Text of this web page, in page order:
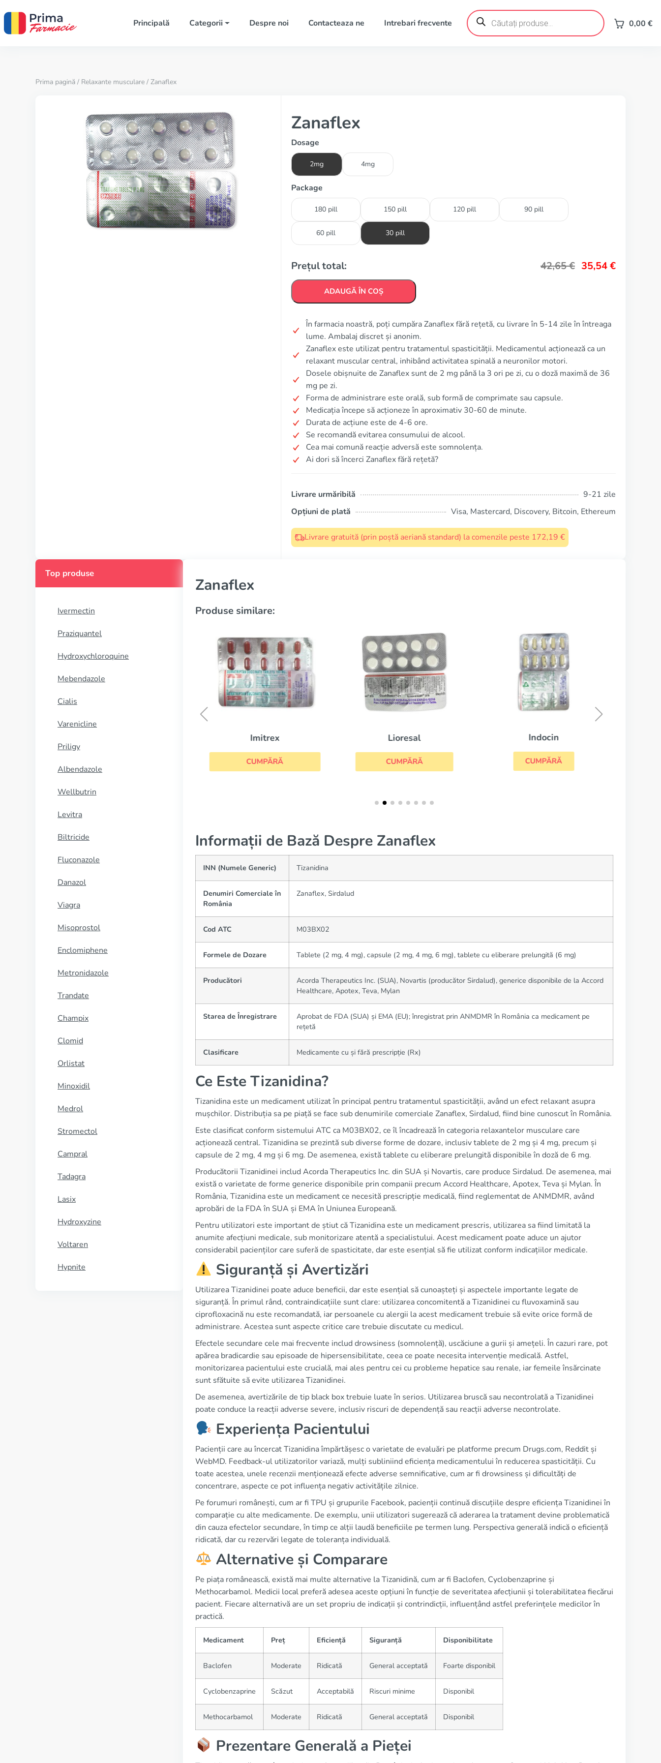
Principală Categorii Despre noi Contacteaza ne Intrebari frecvente
Products
search 0,00 €
Prima pagină / Relaxante musculare / Zanaflex
Zanaflex
Dosage
2mg 4mg
Package
180 pill 150 pill 120 pill 90 pill
60 pill 30 pill
Prețul total: 42,65€ 35,54€
ADAUGĂ ÎN COȘ
În farmacia noastră, poți cumpăra Zanaflex fără rețetă, cu livrare în 5-14 zile în întreaga
lume. Ambalaj discret și anonim.
Zanaflex este utilizat pentru tratamentul spasticității. Medicamentul acționează ca un
relaxant muscular central, inhibând activitatea spinală a neuronilor motori.
Dosele obișnuite de Zanaflex sunt de 2 mg până la 3 ori pe zi, cu o doză maximă de 36
mg pe zi.
Forma de administrare este orală, sub formă de comprimate sau capsule.
Medicația începe să acționeze în aproximativ 30-60 de minute.
Durata de acțiune este de 4-6 ore.
Se recomandă evitarea consumului de alcool.
Cea mai comună reacție adversă este somnolența.
Ai dori să încerci Zanaflex fără rețetă?
Livrare urmăribilă
9-21 zile
Opțiuni de plată
Visa, Mastercard, Discovery, Bitcoin, Ethereum
Livrare gratuită (prin poștă aeriană standard) la comenzile peste 172,19 €
Top produse
Ivermectin
Praziquantel
Hydroxychloroquine
Mebendazole
Cialis
Varenicline
Priligy
Albendazole
Wellbutrin
Levitra
Biltricide
Fluconazole
Danazol
Viagra
Misoprostol
Enclomiphene
Metronidazole
Trandate
Champix
Clomid
Orlistat
Minoxidil
Medrol
Stromectol
Campral
Tadagra
Lasix
Hydroxyzine
Voltaren
Hypnite
Zanaflex
Produse similare:
Imitrex
CUMPĂRĂ
Lioresal
CUMPĂRĂ
Indocin
CUMPĂRĂ
Informații de Bază Despre Zanaflex
INN (Numele Generic) Tizanidina
Denumiri Comerciale în
România
Zanaflex, Sirdalud
Cod ATC M03BX02
Formele de Dozare Tablete (2 mg, 4 mg), capsule (2 mg, 4 mg, 6 mg), tablete cu eliberare prelungită (6 mg)
Producători
Acorda Therapeutics Inc. (SUA), Novartis (producător Sirdalud), generice disponibile de la Accord
Healthcare, Apotex, Teva, Mylan
Starea de Înregistrare
Aprobat de FDA (SUA) și EMA (EU); înregistrat prin ANMDMR în România ca medicament pe
rețetă
Clasificare Medicamente cu și fără prescripție (Rx)
Ce Este Tizanidina?
Tizanidina este un medicament utilizat în principal pentru tratamentul spasticității, având un efect relaxant asupra
mușchilor. Distribuția sa pe piață se face sub denumirile comerciale Zanaflex, Sirdalud, fiind bine cunoscut în România.
Este clasificat conform sistemului ATC ca M03BX02, ce îl încadrează în categoria relaxantelor musculare care
acționează central. Tizanidina se prezintă sub diverse forme de dozare, inclusiv tablete de 2 mg și 4 mg, precum și
capsule de 2 mg, 4 mg și 6 mg. De asemenea, există tablete cu eliberare prelungită disponibile în doză de 6 mg.
Producătorii Tizanidinei includ Acorda Therapeutics Inc. din SUA și Novartis, care produce Sirdalud. De asemenea, mai
există o varietate de forme generice disponibile prin companii precum Accord Healthcare, Apotex, Teva și Mylan. În
România, Tizanidina este un medicament ce necesită prescripție medicală, fiind reglementat de ANMDMR, având
aprobări de la FDA în SUA și EMA în Uniunea Europeană.
Pentru utilizatori este important de știut că Tizanidina este un medicament prescris, utilizarea sa fiind limitată la
anumite afecțiuni medicale, sub monitorizare atentă a specialistului. Acest medicament poate aduce un ajutor
considerabil pacienților care suferă de spasticitate, dar este esențial să fie utilizat conform indicațiilor medicale.
Siguranță și Avertizări
Utilizarea Tizanidinei poate aduce beneficii, dar este esențial să cunoașteți și aspectele importante legate de
siguranță. În primul rând, contraindicațiile sunt clare: utilizarea concomitentă a Tizanidinei cu fluvoxamină sau
ciprofloxacină nu este recomandată, iar persoanele cu alergii la acest medicament trebuie să evite orice formă de
administrare. Acestea sunt aspecte critice care trebuie discutate cu medicul.
Efectele secundare cele mai frecvente includ drowsiness (somnolență), uscăciune a gurii și amețeli. În cazuri rare, pot
apărea bradicardie sau episoade de hipersensibilitate, ceea ce poate necesita intervenție medicală. Astfel,
monitorizarea pacientului este crucială, mai ales pentru cei cu probleme hepatice sau renale, iar femeile însărcinate
sunt sfătuite să evite utilizarea Tizanidinei.
De asemenea, avertizările de tip black box trebuie luate în serios. Utilizarea bruscă sau necontrolată a Tizanidinei
poate conduce la reacții adverse severe, inclusiv riscuri de dependență sau reacții adverse necontrolate.
Experiența Pacientului
Pacienții care au încercat Tizanidina împărtășesc o varietate de evaluări pe platforme precum Drugs.com, Reddit și
WebMD. Feedback-ul utilizatorilor variază, mulți subliniind eficiența medicamentului în reducerea spasticității. Cu
toate acestea, unele recenzii menționează efecte adverse semnificative, cum ar fi drowsiness și dificultăți de
concentrare, aspecte ce pot influența negativ activitățile zilnice.
Pe forumuri românești, cum ar fi TPU și grupurile Facebook, pacienții continuă discuțiile despre eficiența Tizanidinei în
comparație cu alte medicamente. De exemplu, unii utilizatori sugerează că aderarea la tratament devine problematică
din cauza efectelor secundare, în timp ce alții laudă beneficiile pe termen lung. Perspectiva generală indică o eficiență
ridicată, dar cu rezervări legate de toleranța individuală.
Alternative și Comparare
Pe piața românească, există mai multe alternative la Tizanidină, cum ar fi Baclofen, Cyclobenzaprine și
Methocarbamol. Medicii local preferă adesea aceste opțiuni în funcție de severitatea afecțiunii și tolerabilitatea fiecărui
pacient. Fiecare alternativă are un set propriu de indicații și contrindicții, influențând astfel preferințele medicilor în
practică.
Medicament Preț Eficiență Siguranță Disponibilitate
Baclofen Moderate Ridicată General acceptată Foarte disponibil
Cyclobenzaprine Scăzut Acceptabilă Riscuri minime Disponibil
Methocarbamol Moderate Ridicată General acceptată Disponibil
Prezentare Generală a Pieței